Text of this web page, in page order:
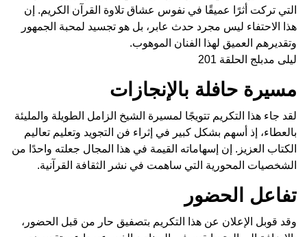
التي تركت أثرًا عميقًا في نفوس عشاق تلاوة القرآن الكريم. إن
هذا الاحتفاء ليس مجرد حدث عابر، بل هو تجسيد لمحبة الجمهور
وتقديرهم العميق لهذا الفنان الموهوب.
ليلى مدبلج الحلقة 201
مسيرة حافلة بالإنجازات
لقد جاء هذا التكريم تتويجًا لمسيرة الشيخ الزامل الطويلة والمليئة
بالعطاء، إذ أسهم بشكل كبير في إثراء فن التجويد وتعليم تعاليم
الكتاب العزيز. إن إسهاماته القيمة في هذا المجال جعلته واحدًا من
الشخصيات المحورية التي ساهمت في نشر الثقافة القرآنية.
تفاعل الحضور
وقد قوبل الإعلان عن هذا التكريم بتصفيق حار من قبل الحضور،